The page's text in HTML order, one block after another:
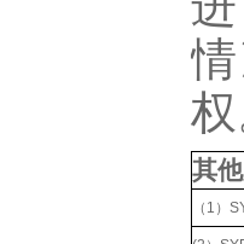
其
（1）